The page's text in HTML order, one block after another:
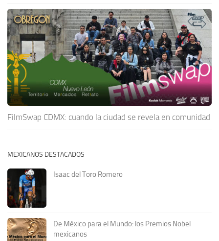
FilmSwap CDMX: cuando la ciudad se revela en comunidad
MEXICANOS DESTACADOS
Isaac del Toro Romero
De México para el Mundo: los Premios Nobel
mexicanos